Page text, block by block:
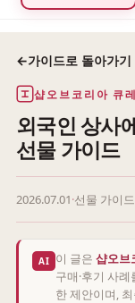
←가이드로 돌아가기
샵오브코리아 큐
외국인 상사
선물 가이드
2026.07.01·선물 가이드
AI 이 글은샵오브
구매·후기 사
한 제안이며,